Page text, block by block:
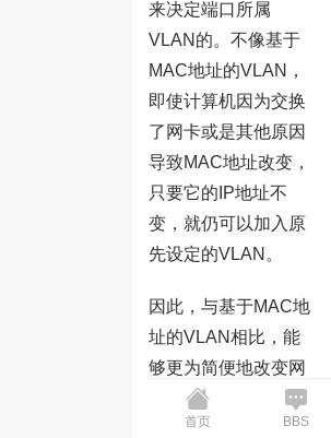
来决定端口所属
VLAN的。不像基于
MAC地址的VLAN，
即使计算机因为交换
了网卡或是其他原因
导致MAC地址改变，
只要它的IP地址不
变，就仍可以加入原
先设定的VLAN。
因此，与基于MAC地
址的VLAN相比，能
够更为简便地改变网
络结构。IP地址是
OSI参照模型中第三
首页 BBS